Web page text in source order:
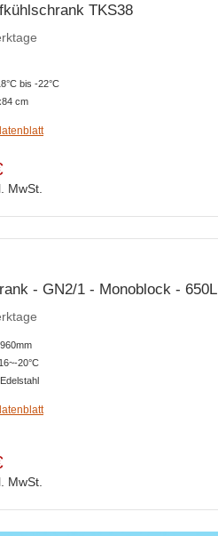
TKS38
bis -22°C
cm
MwSt.
- GN2/1 - Monoblock - 650L
20°C
MwSt.